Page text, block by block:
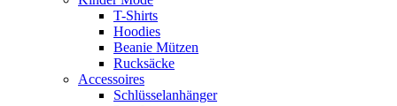
T-Shirts
Hoodies
Beanie Mützen
Rucksäcke
Accessoires
Schlüsselanhänger